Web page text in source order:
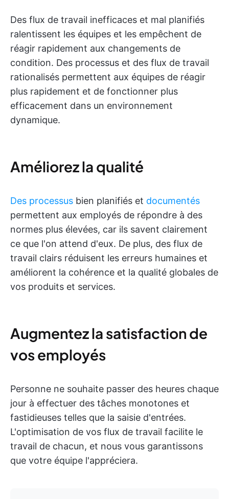
Des flux de travail inefficaces et mal planifiés
ralentissent les équipes et les empêchent de
réagir rapidement aux changements de
condition. Des processus et des flux de travail
rationalisés permettent aux équipes de réagir
plus rapidement et de fonctionner plus
efficacement dans un environnement
dynamique.
Améliorez la qualité
Des processus bien planifiés et documentés
permettent aux employés de répondre à des
normes plus élevées, car ils savent clairement
ce que l'on attend d'eux. De plus, des flux de
travail clairs réduisent les erreurs humaines et
améliorent la cohérence et la qualité globales de
vos produits et services.
Augmentez la satisfaction de
vos employés
Personne ne souhaite passer des heures chaque
jour à effectuer des tâches monotones et
fastidieuses telles que la saisie d'entrées.
L'optimisation de vos flux de travail facilite le
travail de chacun, et nous vous garantissons
que votre équipe l'appréciera.